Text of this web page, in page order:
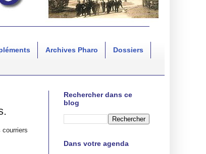
Archives Pharo Dossiers
courriers
Rechercher dans ce
blog
Dans votre agenda